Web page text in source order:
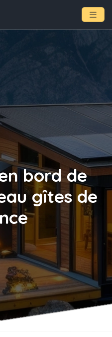
bord de
gîtes de